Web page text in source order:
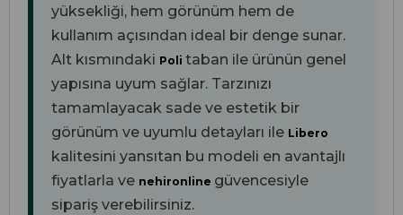
yüksekliği, hem görünüm hem de
kullanım açısından ideal bir denge sunar.
Alt kısmındaki Poli taban ile ürünün genel
yapısına uyum sağlar. Tarzınızı
tamamlayacak sade ve estetik bir
görünüm ve uyumlu detayları ile Libero
kalitesini yansıtan bu modeli en avantajlı
fiyatlarla ve nehironline güvencesiyle
sipariş verebilirsiniz.